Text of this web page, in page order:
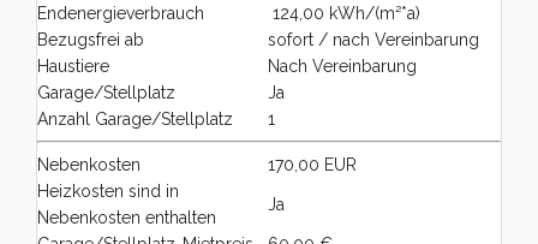
Endenergieverbrauch
124,00 kWh/(m²*a)
Bezugsfrei ab
sofort / nach Vereinbarung
Haustiere
Nach Vereinbarung
Garage/Stellplatz
Ja
Anzahl Garage/Stellplatz
1
Nebenkosten
170,00 EUR
Heizkosten sind in
Nebenkosten enthalten
Ja